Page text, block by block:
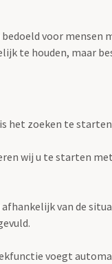
voor
te houden, maar
het zoeken te
wij u te starten
van de
voegt